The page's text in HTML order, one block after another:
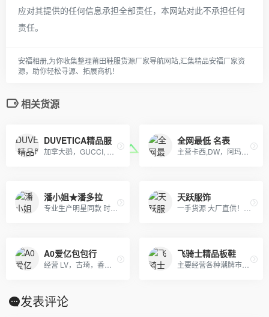
应对其提供的任何信息承担全部责任，本网站对此不承担任何
责任。
安福相册,为你收集整理莆田鞋服货源厂家导航网站,汇集精品安福厂家资
源，助你轻松寻源、拓展商机！
相关货源
DUVETICA精品服 全网最低 名表
潘小姐★潘多拉 天跃服饰
A0爱亿包包行 飞骑士精品板鞋
发表评论